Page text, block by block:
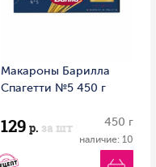
Макароны Барилла
Спагетти №5 450 г
129 р. за шт 450 г
наличие: 10